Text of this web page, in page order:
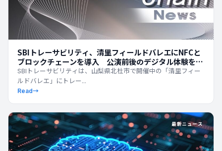
SBIトレーサビリティ、清里フィールドバレエにNFCと
ブロックチェーンを導入 公演前後のデジタル体験を拡
張
SBIトレーサビリティは、山梨県北杜市で開催中の「清里フィー
ルドバレエ」にトレー...
Read→
最新ニュース